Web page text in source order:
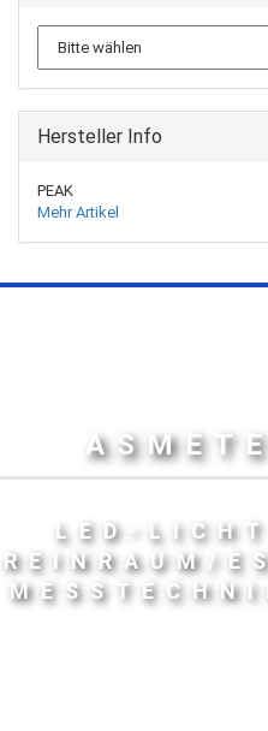
Hersteller Info
PEAK
Mehr Artikel
LED-
REINRAUM/